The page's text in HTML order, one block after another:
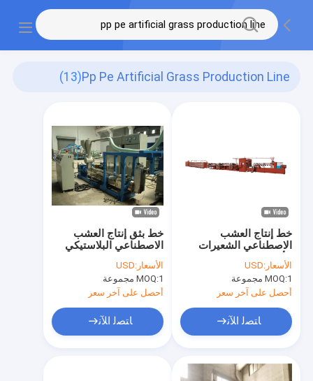
Pp Pe Artificial Grass Production Line
(13)
خط بثق إنتاج العشب
الاصطناعي البلاستيكي
PE 200Tex
الأسعار:USD
MOQ:1 مجموعة
أحصل على آخر سعر
ﺎﺘﺼﻟ ﺍﻶﻧ
خط إنتاج العشب
الاصطناعي الشعيرات
/ Pp
الأسعار:USD
MOQ:1 مجموعة
أحصل على آخر سعر
ﺎﺘﺼﻟ ﺍﻶﻧ